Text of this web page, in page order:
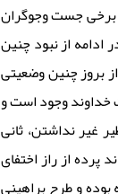
برخی جست وجوگران
از نبود چنین
بروز چنین وضعیتی
خداوند وجود است و
غیر نداشتن، ثانی
از راز اختفای
بوده و طرح براهینی